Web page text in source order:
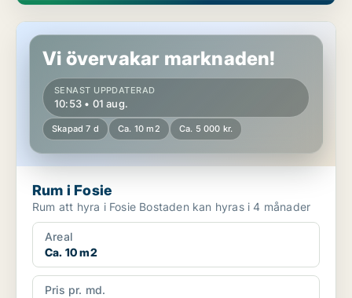
Rum i Fosie
Vi övervakar marknaden!
SENAST UPPDATERAD
10:53 • 01 aug.
Skapad 7 d Ca. 10 m2 Ca. 5 000 kr.
Rum i Fosie
Rum att hyra i Fosie Bostaden kan hyras i 4 månader
Areal
Ca. 10 m2
Pris pr. md.